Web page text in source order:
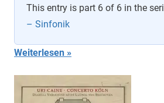
This entry is part 6 of 6 in the
– Sinfonik
Weiterlesen